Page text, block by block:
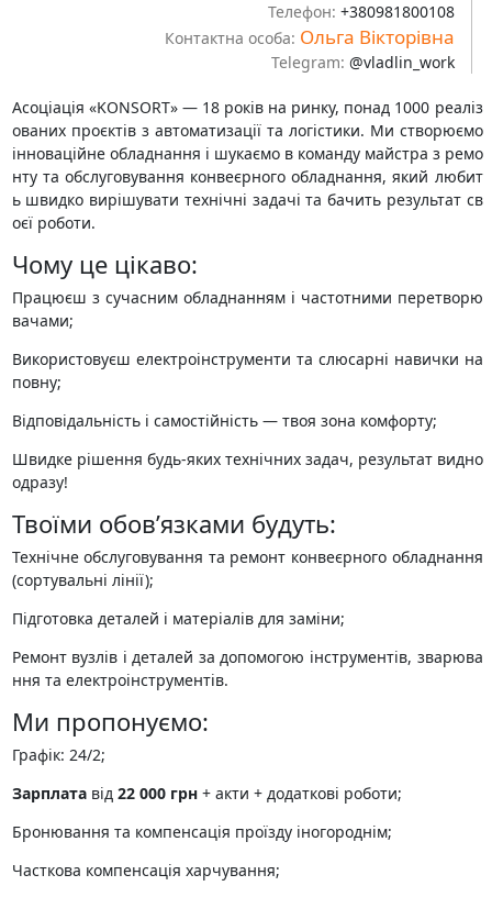
Телефон: +380981800108
Контактна особа: Ольга Вікторівна
Telegram: @vladlin_work
Асоціація «KONSORT» — 18 років на ринку, понад 1000 реаліз
ованих проєктів з автоматизації та логістики. Ми створюємо
інноваційне обладнання і шукаємо в команду майстра з ремо
нту та обслуговування конвеєрного обладнання, який любит
ь швидко вирішувати технічні задачі та бачить результат св
оєї роботи.
Чому це цікаво:
Працюєш з сучасним обладнанням і частотними перетворю
вачами;
Використовуєш електроінструменти та слюсарні навички на
повну;
Відповідальність і самостійність — твоя зона комфорту;
Швидке рішення будь-яких технічних задач, результат видно
одразу!
Твоїми обов’язками будуть:
Технічне обслуговування та ремонт конвеєрного обладнання
(сортувальні лінії);
Підготовка деталей і матеріалів для заміни;
Ремонт вузлів і деталей за допомогою інструментів, зварюва
ння та електроінструментів.
Ми пропонуємо:
Графік: 24/2;
Зарплатавід 22 000 грн+ акти + додаткові роботи;
Бронювання та компенсація проїзду іногороднім;
Часткова компенсація харчування;